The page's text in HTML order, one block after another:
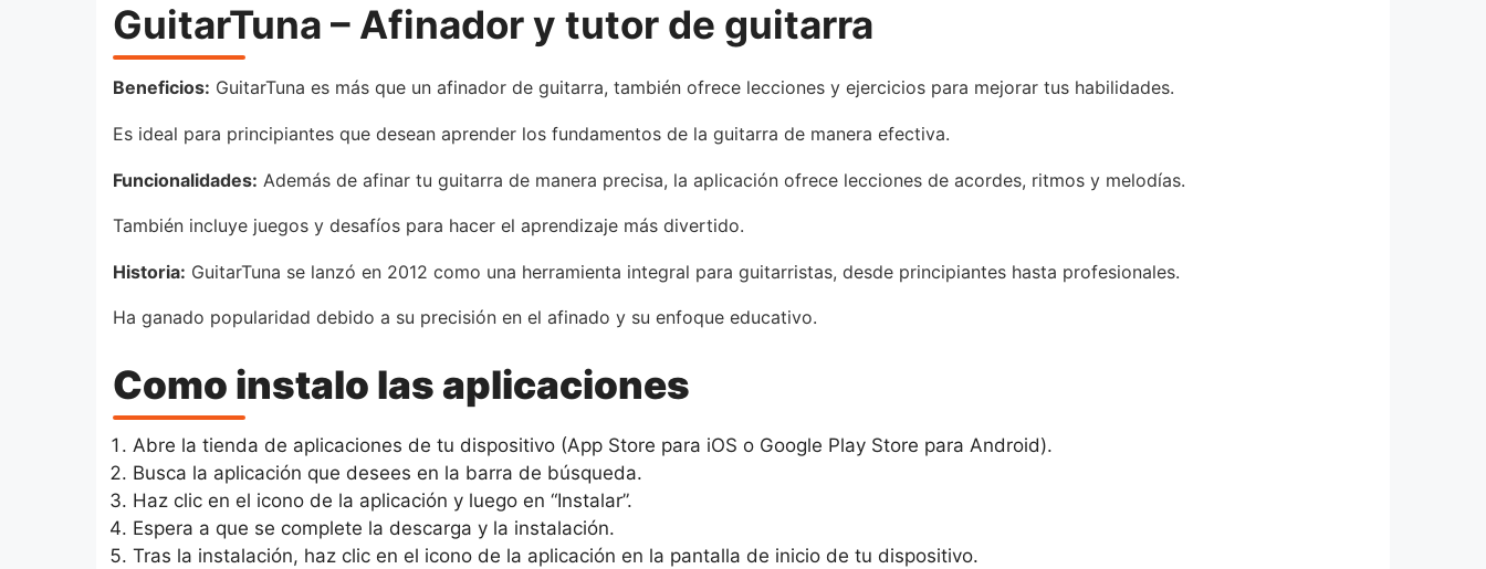
GuitarTuna – Afinador y tutor de guitarra
Beneficios: GuitarTuna es más que un afinador de guitarra, también ofrece lecciones y ejercicios para mejorar tus habilidades.
Es ideal para principiantes que desean aprender los fundamentos de la guitarra de manera efectiva.
Funcionalidades: Además de afinar tu guitarra de manera precisa, la aplicación ofrece lecciones de acordes, ritmos y melodías.
También incluye juegos y desafíos para hacer el aprendizaje más divertido.
Historia: GuitarTuna se lanzó en 2012 como una herramienta integral para guitarristas, desde principiantes hasta profesionales.
Ha ganado popularidad debido a su precisión en el afinado y su enfoque educativo.
Como instalo las aplicaciones
Abre la tienda de aplicaciones de tu dispositivo (App Store para iOS o Google Play Store para Android).
Busca la aplicación que desees en la barra de búsqueda.
Haz clic en el icono de la aplicación y luego en “Instalar”.
Espera a que se complete la descarga y la instalación.
Tras la instalación, haz clic en el icono de la aplicación en la pantalla de inicio de tu dispositivo.